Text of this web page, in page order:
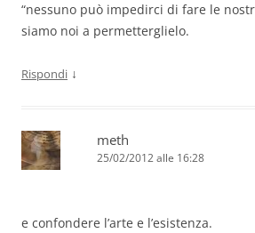
“nessuno può impedirci di fare le
siamo noi a permetterglielo.
Rispondi ↓
meth
25/02/2012 alle 16:28
e confondere l’arte e l’esistenza.